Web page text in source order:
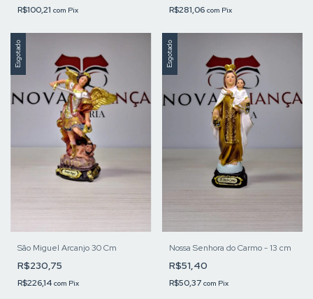
R$100,21 com Pix R$281,06 com Pix
Esgotado
São Miguel Arcanjo 30 Cm
R$230,75
R$226,14 com Pix
Esgotado
Nossa Senhora do Carmo - 13 cm
R$51,40
R$50,37 com Pix